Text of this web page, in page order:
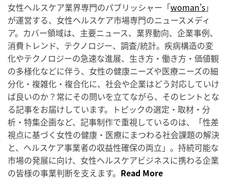
女性ヘルスケア業界専門のパブリッシャー「woman’s」
が運営する、女性ヘルスケア市場専門のニュースメディ
ア。カバー領域は、主要ニュース、業界動向、企業事例、
消費トレンド、テクノロジー、調査/統計。疾病構造の変
化やテクノロジーの急速な進展、生き方・働き方・価値観
の多様化などに伴う、女性の健康ニーズや医療ニーズの細
分化・複雑化・複合化に、社会や企業はどう対応していけ
ば良いのか？常にその問いを立てながら、そのヒントとな
る記事をお届けしています。トピックの選定・取材・分
析・特集企画など、記事制作で重視しているのは、「性差
視点に基づく女性の健康・医療にまつわる社会課題の解決
と、ヘルスケア事業者の収益性確保の両立」。持続可能な
市場の発展に向け、女性ヘルスケアビジネスに携わる企業
の皆様の事業判断を支えます。 Read More